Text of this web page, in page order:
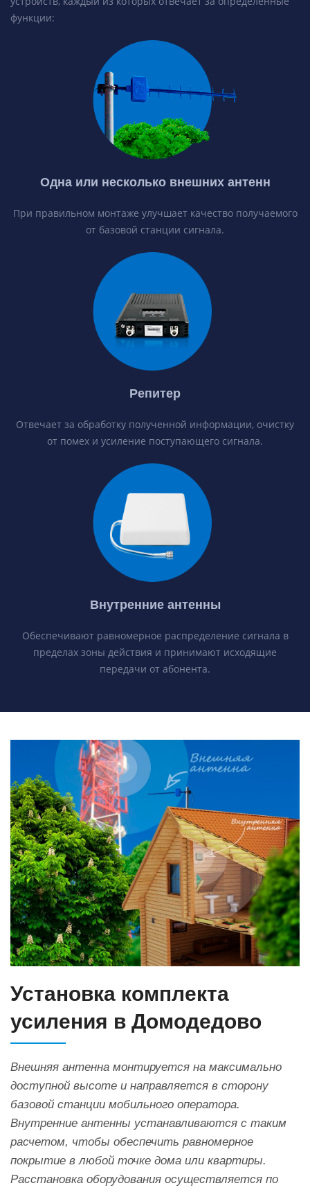
функции:
Одна или несколько внешних антенн
При правильном монтаже улучшает качество получаемого
от базовой станции сигнала.
Репитер
Отвечает за обработку полученной информации, очистку
от помех и усиление поступающего сигнала.
Внутренние антенны
Обеспечивают равномерное распределение сигнала в
пределах зоны действия и принимают исходящие
передачи от абонента.
Установка комплекта
усиления в Домодедово
Внешняя антенна монтируется на максимально
доступной высоте и направляется в сторону
базовой станции мобильного оператора.
Внутренние антенны устанавливаются с таким
расчетом, чтобы обеспечить равномерное
покрытие в любой точке дома или квартиры.
Расстановка оборудования осуществляется по